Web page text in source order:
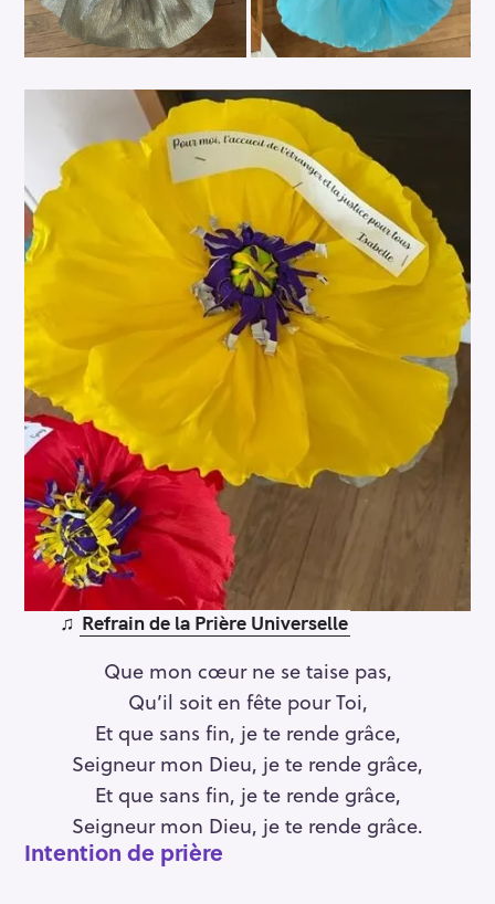
♫ Refrain de la Prière Universelle
Que mon cœur ne se taise pas,
Qu’il soit en fête pour Toi,
Et que sans fin, je te rende grâce,
Seigneur mon Dieu, je te rende grâce,
Et que sans fin, je te rende grâce,
Seigneur mon Dieu, je te rende grâce.
Intention de prière